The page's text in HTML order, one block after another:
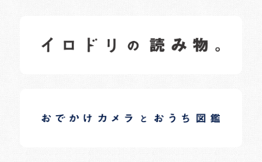
日常の様子など随時更新中です。
日常の様子など随時更新中です。